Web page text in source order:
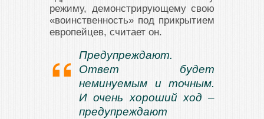
режиму, демонстрирующему свою
«воинственность» под прикрытием
европейцев, считает он.
Предупреждают.
Ответ будет
неминуемым и точным.
И очень хороший ход –
предупреждают